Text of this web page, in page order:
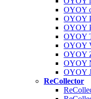
OYOY
OYOY
OYOY
OYOY
OYOY
OYOY
OYOY
OYOY
ReCollector